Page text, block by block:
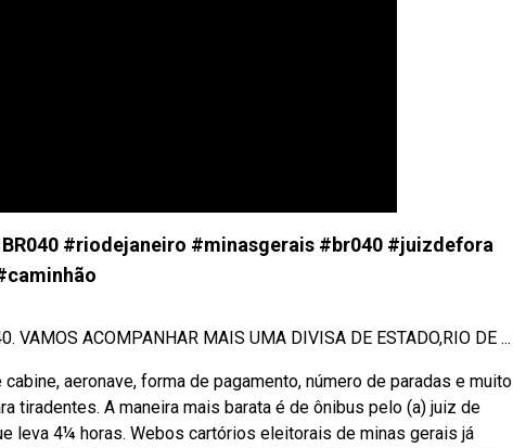
BR040 #riodejaneiro #minasgerais #br040 #juizdefora
VAMOS ACOMPANHAR MAIS UMA DIVISA DE ESTADO,RIO DE ...
aeronave, forma de pagamento, número de paradas e muito
tiradentes. A maneira mais barata é de ônibus pelo (a) juiz de
leva 4¼ horas. Webos cartórios eleitorais de minas gerais já